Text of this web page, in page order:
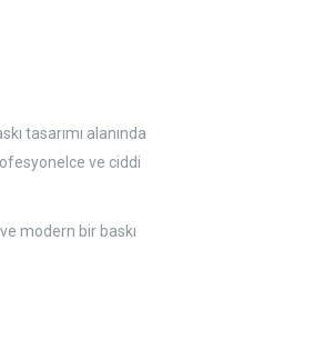
tasarımı alanında
ve ciddi
modern bir baskı